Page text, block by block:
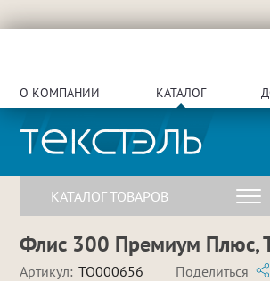
О КОМПАНИИ КАТАЛОГ
КАТАЛОГ ТОВАРОВ
Флис 300 Премиум Плюс,
Артикул: TO000656 Поделиться